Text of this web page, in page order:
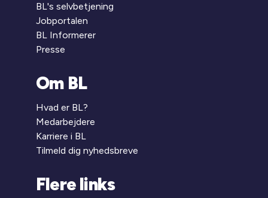
BL's selvbetjening
Jobportalen
BL Informerer
Presse
Om BL
Hvad er BL?
Medarbejdere
Karriere i BL
Tilmeld dig nyhedsbreve
Flere links